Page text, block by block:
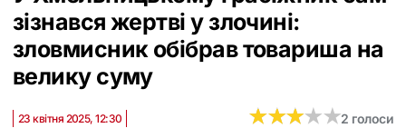
зізнався жертві у злочині:
зловмисник обібрав товариша на
велику суму
23 квітня 2025, 12:30 ★★★★★
★★★★★2 голоси